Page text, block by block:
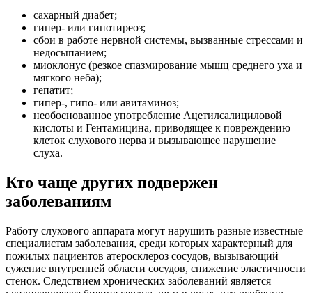
сосудов. При опухолевом синдроме чуждые организму шумы
локализуются на стороне, которая подверглась поражению
онкологией. Подобные нарушения работы слухового аппарата
характерны также для больных малокровием, имеющих
проблемы щитовидной железы или беременных при
появлении спазмов и судорог некоторых участков мышц.
Снять обнаруженные симптомы помогает правильно
назначенное лечение эффективными препаратами, действие
которых нацелено на восстановление поврежденных клеток
тканей.